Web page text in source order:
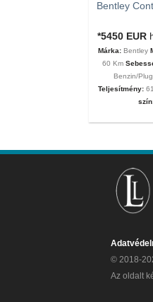
Bentley
*5450 EUR
Márka: Bentley
60 Km
Benzin/
Teljesítmény:
© 2018-
Az oldalt